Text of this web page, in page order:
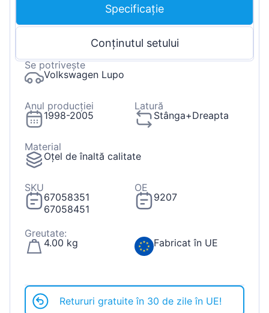
Specificație
Conținutul setului
Se potrivește
Volkswagen Lupo
Anul producției
1998-2005
Latură
Stânga+Dreapta
Material
Oțel de înaltă calitate
SKU
67058351
67058451
OE
9207
Greutate:
4.00 kg
Fabricat în UE
Retururi gratuite în 30 de zile în UE!